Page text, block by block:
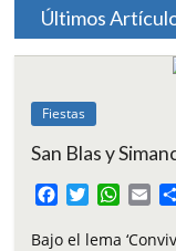
Últimos
Fiestas
San Blas y
c
i
W
a
a
Bajo el lema